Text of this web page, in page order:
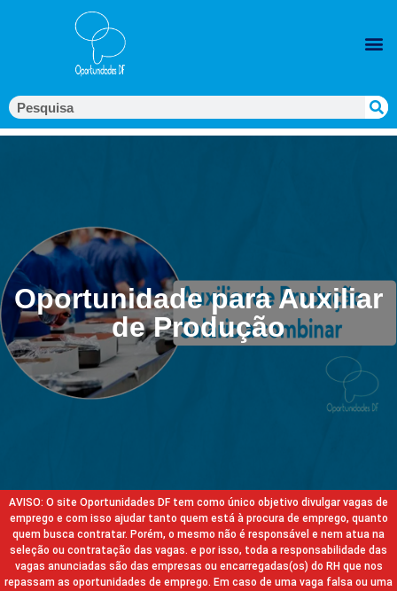
Oportunidade para Auxiliar
de Produção
AVISO: O site Oportunidades DF tem como único objetivo divulgar vagas de
emprego e com isso ajudar tanto quem está à procura de emprego, quanto
quem busca contratar. Porém, o mesmo não é responsável e nem atua na
seleção ou contratação das vagas. e por isso, toda a responsabilidade das
vagas anunciadas são das empresas ou encarregadas(os) do RH que nos
repassam as oportunidades de emprego. Em caso de uma vaga falsa ou uma